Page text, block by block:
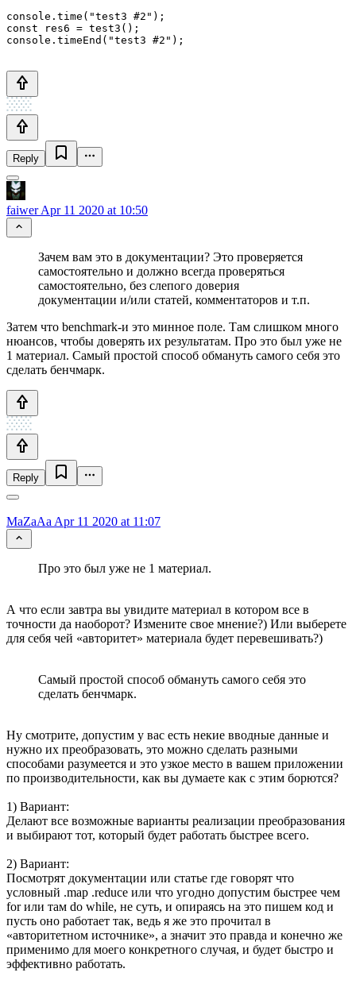
console.time("test3 #2");
const res6 = test3();
Reply
faiwerApr 11 2020 at 10:50
Зачем вам это в документации? Это проверяется
самостоятельно и должно всегда проверяться
самостоятельно, без слепого доверия
документации и/или статей, комментаторов и т.п.
Затем что benchmark-и это минное поле. Там слишком много
нюансов, чтобы доверять их результатам. Про это был уже не
1 материал. Самый простой способ обмануть самого себя это
сделать бенчмарк.
Reply
MaZaAa Apr 11 2020 at 11:07
Про это был уже не 1 материал.
А что если завтра вы увидите материал в котором все в
точности да наоборот? Измените свое мнение?) Или выберете
для себя чей «авторитет» материала будет перевешивать?)
Самый простой способ обмануть самого себя это
сделать бенчмарк.
Ну смотрите, допустим у вас есть некие вводные данные и
нужно их преобразовать, это можно сделать разными
способами разумеется и это узкое место в вашем приложении
по производительности, как вы думаете как с этим борются?
1) Вариант:
Делают все возможные варианты реализации преобразования
и выбирают тот, который будет работать быстрее всего.
2) Вариант:
Посмотрят документации или статье где говорят что
условный .map .reduce или что угодно допустим быстрее чем
for или там do while, не суть, и опираясь на это пишем код и
пусть оно работает так, ведь я же это прочитал в
«авторитетном источнике», а значит это правда и конечно же
применимо для моего конкретного случая, и будет быстро и
эффективно работать.